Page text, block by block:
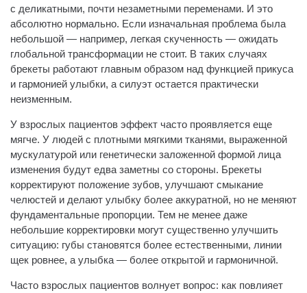
с деликатными, почти незаметными переменами. И это
абсолютно нормально. Если изначальная проблема была
небольшой — например, легкая скученность — ожидать
глобальной трансформации не стоит. В таких случаях
брекеты работают главным образом над функцией прикуса
и гармонией улыбки, а силуэт остается практически
неизменным.
У взрослых пациентов эффект часто проявляется еще
мягче. У людей с плотными мягкими тканями, выраженной
мускулатурой или генетически заложенной формой лица
изменения будут едва заметны со стороны. Брекеты
корректируют положение зубов, улучшают смыкание
челюстей и делают улыбку более аккуратной, но не меняют
фундаментальные пропорции. Тем не менее даже
небольшие корректировки могут существенно улучшить
ситуацию: губы становятся более естественными, линии
щек ровнее, а улыбка — более открытой и гармоничной.
Часто взрослых пациентов волнует вопрос: как повлияет